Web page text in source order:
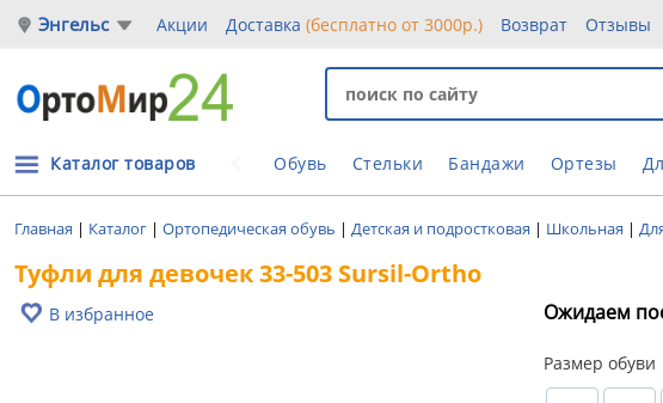
Энгельс Акции Доставка(бесплатно от 3000р.) Возврат Отзывы
Обувь Стельки Бандажи Ортезы
Каталог товаров
Главная | Каталог | Ортопедическая обувь | Детская и подростковая | Школьная |
Туфли для девочек 33-503 Sursil-Ortho
В избранное Ожидаем
Размер обуви